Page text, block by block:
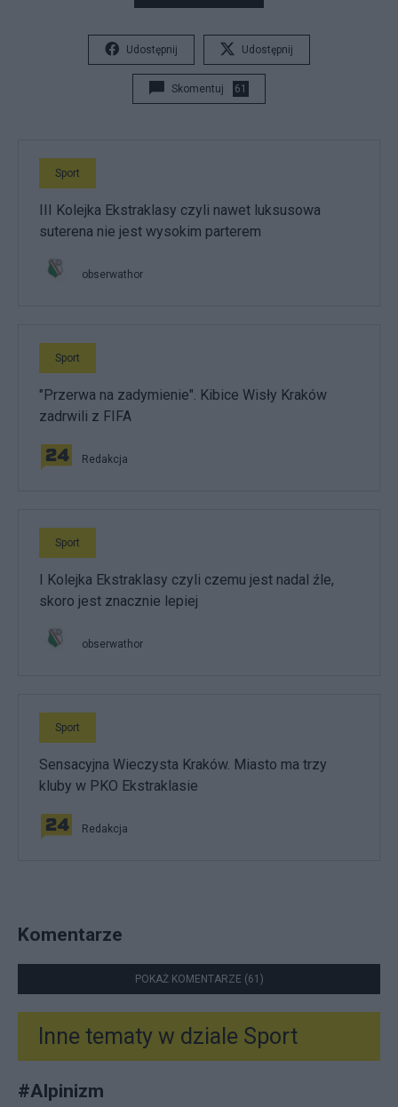
Udostępnij Udostępnij
Skomentuj 61
Sport
III Kolejka Ekstraklasy czyli nawet luksusowa
suterena nie jest wysokim parterem
obserwathor
Sport
"Przerwa na zadymienie". Kibice Wisły Kraków
zadrwili z FIFA
Redakcja
Sport
I Kolejka Ekstraklasy czyli czemu jest nadal źle,
skoro jest znacznie lepiej
obserwathor
Sport
Sensacyjna Wieczysta Kraków. Miasto ma trzy
kluby w PKO Ekstraklasie
Redakcja
Komentarze
POKAŻ KOMENTARZE (61)
Inne tematy w dziale Sport
#Alpinizm